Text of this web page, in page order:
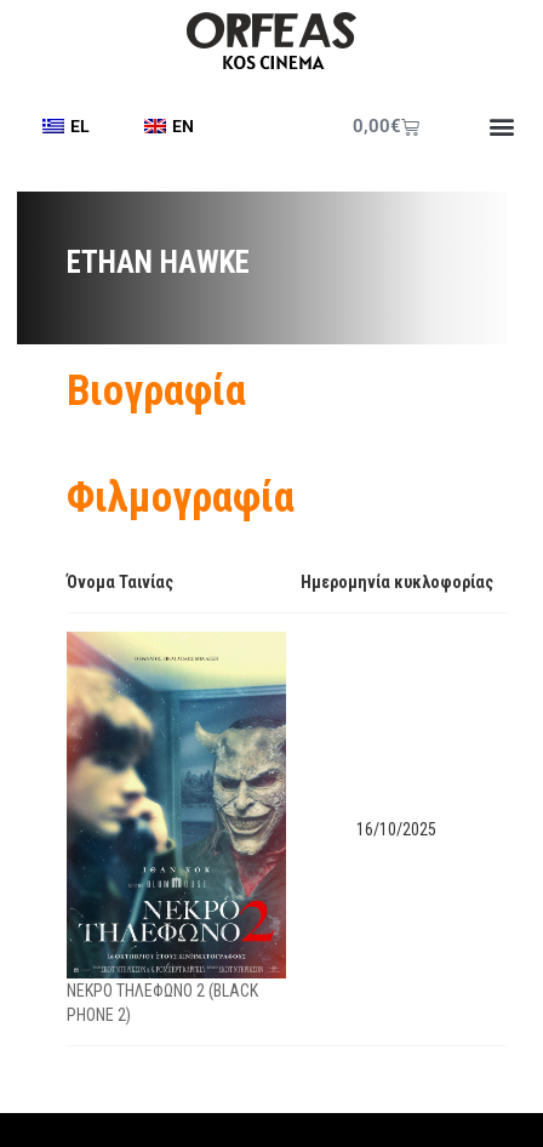
EL EN 0,00€
ETHAN HAWKE
Βιογραφία
Φιλμογραφία
Όνομα Ταινίας Ημερομηνία κυκλοφορίας
NEKΡΟ ΤΗΛΕΦΩΝΟ 2 (BLACK
PHONE 2)
16/10/2025